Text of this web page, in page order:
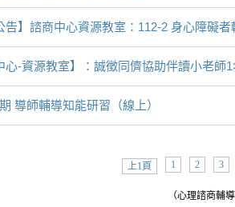
告】諮商中心資源教室：112-2 身心障礙
心-資源教室】：誠徵同儕協助伴讀小老師
導師輔導知能研習（線上）
上1頁 1 2 3
（心理諮商輔